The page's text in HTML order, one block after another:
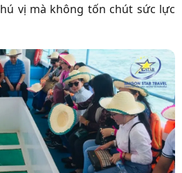
vị mà không tốn chút sức lực